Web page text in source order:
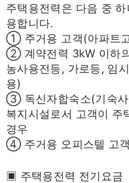
주택용전력은 다음 중
용합니다.
① 주거용 고객(아파트
② 계약전력 3kW 이하
농사용전등, 가로등, 임
용)
③ 독신자합숙소(기숙사
복지시설로서 고객이 주
경우
④ 주거용 오피스텔 고객
▣ 주택용전력 전기요금